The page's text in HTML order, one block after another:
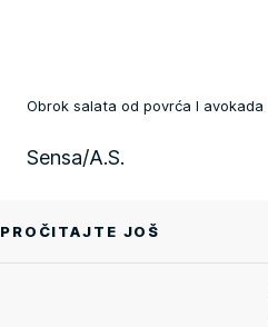
Obrok salata od povrća I avokada
Sensa/A.S.
PROČITAJTE JOŠ